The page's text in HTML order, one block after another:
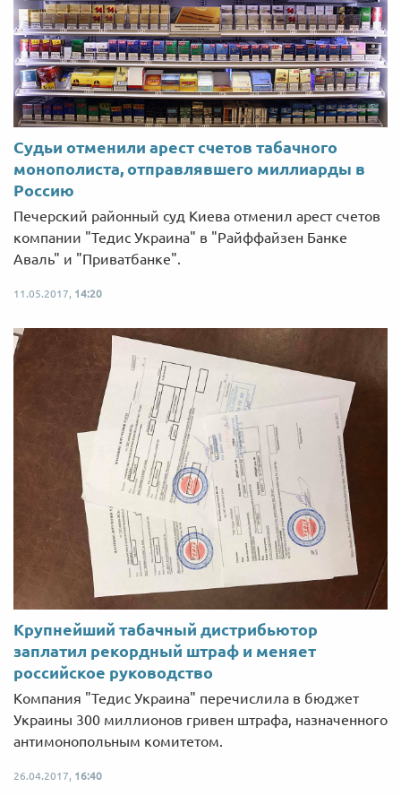
Судьи отменили арест счетов табачного
монополиста, отправлявшего миллиарды в
Россию
Печерский районный суд Киева отменил арест счетов
компании "Тедис Украина" в "Райффайзен Банке
Аваль" и "Приватбанке".
11.05.2017, 14:20
Крупнейший табачный дистрибьютор
заплатил рекордный штраф и меняет
российское руководство
Компания "Тедис Украина" перечислила в бюджет
Украины 300 миллионов гривен штрафа, назначенного
антимонопольным комитетом.
26.04.2017, 16:40